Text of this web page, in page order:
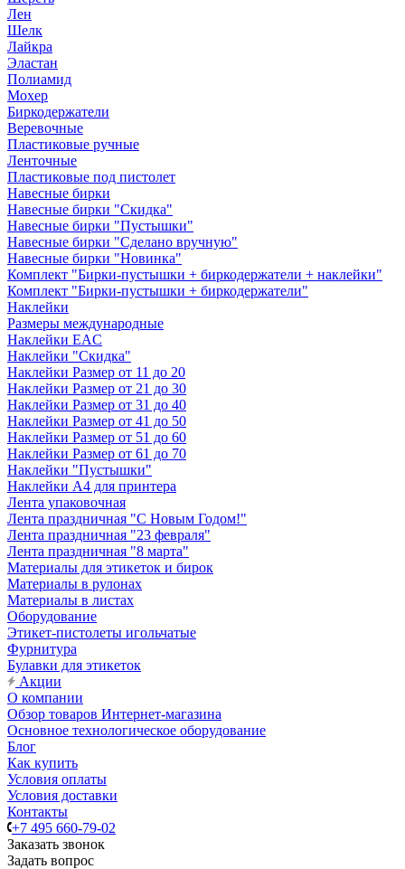
Лен
Шелк
Лайкра
Эластан
Полиамид
Мохер
Биркодержатели
Веревочные
Пластиковые ручные
Ленточные
Пластиковые под пистолет
Навесные бирки
Навесные бирки "Скидка"
Навесные бирки "Пустышки"
Навесные бирки "Сделано вручную"
Навесные бирки "Новинка"
Комплект "Бирки-пустышки + биркодержатели + наклейки"
Комплект "Бирки-пустышки + биркодержатели"
Наклейки
Размеры международные
Наклейки EAC
Наклейки "Скидка"
Наклейки Размер от 11 до 20
Наклейки Размер от 21 до 30
Наклейки Размер от 31 до 40
Наклейки Размер от 41 до 50
Наклейки Размер от 51 до 60
Наклейки Размер от 61 до 70
Наклейки "Пустышки"
Наклейки А4 для принтера
Лента упаковочная
Лента праздничная "С Новым Годом!"
Лента праздничная "23 февраля"
Лента праздничная "8 марта"
Материалы для этикеток и бирок
Материалы в рулонах
Материалы в листах
Оборудование
Этикет-пистолеты игольчатые
Фурнитура
Булавки для этикеток
Акции
О компании
Обзор товаров Интернет-магазина
Основное технологическое оборудование
Блог
Как купить
Условия оплаты
Условия доставки
Контакты
+7 495 660-79-02
Заказать звонок
Задать вопрос